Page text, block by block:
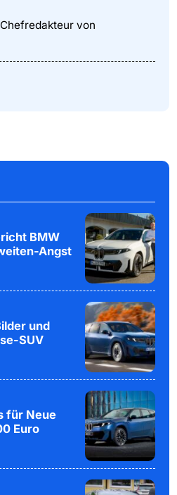
von
BMW
Angst
und
SUV
für Neue
Euro